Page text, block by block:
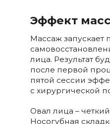
Эффект
Массаж запускает
лица. Результат
после первой
пятой сессии
с хирургической
Овал лица –
Носогубная